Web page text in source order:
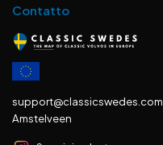
Contatto
support@classicswedes.com
Amstelveen